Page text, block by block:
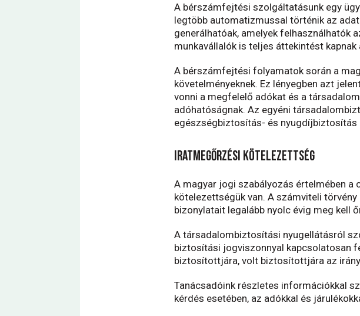
A bérszámfejtési szolgáltatásunk egy
legtöbb automatizmussal történik az
generálhatóak, amelyek felhasználhatók
munkavállalók is teljes áttekintést
A bérszámfejtési folyamatok során a
követelményeknek. Ez lényegben azt
vonni a megfelelő adókat és a
adóhatóságnak. Az egyéni
egészségbiztosítás- és nyugdíjbiztosítás
iratmegőrzési kötelezettség
A magyar jogi szabályozás értelmében a
kötelezettségük van. A számviteli
bizonylatait legalább nyolc évig meg kell
A társadalombiztosítási nyugellátásról
biztosítási jogviszonnyal kapcsolatosan
biztosítottjára, volt biztosítottjára az
Tanácsadóink részletes információkkal
kérdés esetében, az adókkal és